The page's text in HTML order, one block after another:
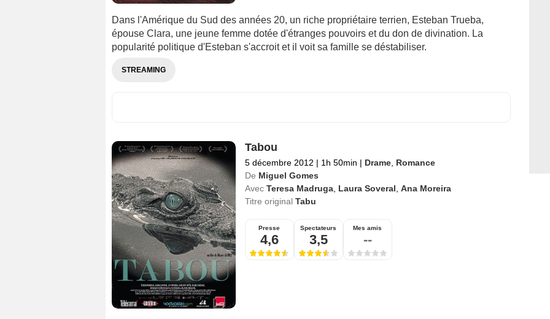
Dans l'Amérique du Sud des années 20, un riche propriétaire terrien, Esteban Trueba,
épouse Clara, une jeune femme dotée d'étranges pouvoirs et du don de divination. La
popularité politique d'Esteban s'accroit et il voit sa famille se déstabiliser.
STREAMING
Tabou
5 décembre 2012 | 1h 50min | Drame, Romance
De Miguel Gomes
Avec Teresa Madruga, Laura Soveral Ana Moreira
Titre original Tabu
Presse
4,6
Spectateurs
3,5
Mes amis
--